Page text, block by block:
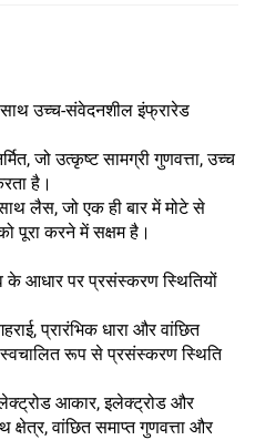
उच्च-संवेदनशील इंफ्रारेड
जो उत्कृष्ट सामग्री गुणवत्ता, उच्च
है।
लैस, जो एक ही बार में मोटे से
पूरा करने में सक्षम है।
के आधार पर प्रसंस्करण स्थितियों
प्रारंभिक धारा और वांछित
स्वचालित रूप से प्रसंस्करण स्थिति
आकार, इलेक्ट्रोड और
क्षेत्र, वांछित समाप्त गुणवत्ता और